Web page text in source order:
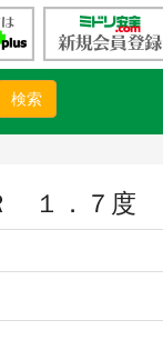
検索
１．７度